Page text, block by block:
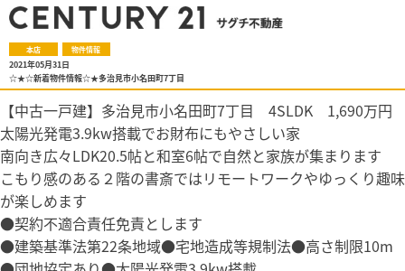
本店 物件情報
2021年05月31日
☆★☆新着物件情報☆★多治見市小名田町7丁目
【中古一戸建】多治見市小名田町7丁目 4SLDK 1,690万円
太陽光発電3.9kw搭載でお財布にもやさしい家
南向き広々LDK20.5帖と和室6帖で自然と家族が集まります
こもり感のある２階の書斎ではリモートワークやゆっくり趣味
が楽しめます
●契約不適合責任免責とします
●建築基準法第22条地域●宅地造成等規制法●高さ制限10m